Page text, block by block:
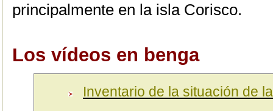
principalmente en la isla Corisco.
Los vídeos en benga
Inventario de la situación de